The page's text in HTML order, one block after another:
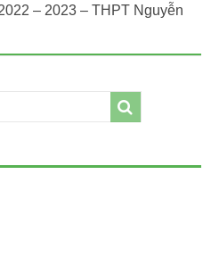
– 2023 – THPT Nguyễn